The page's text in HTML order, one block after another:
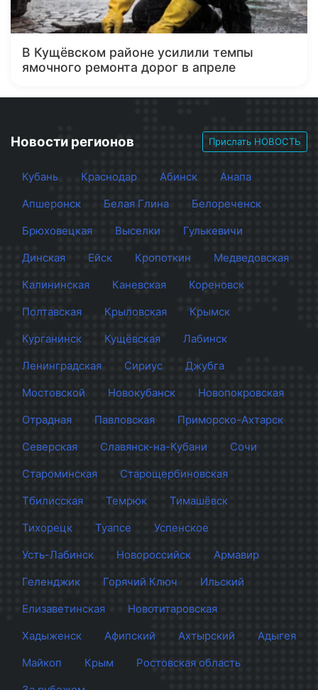
В Кущёвском районе усилили темпы
ямочного ремонта дорог в апреле
Новости регионов Прислать НОВОСТЬ
Кубань Краснодар Абинск
Анапа
Апшеронск
Белая Глина
Белореченск
Брюховецкая
Выселки
Гулькевичи
Динская
Ейск Кропоткин
Медведовская
Калининская
Каневская
Кореновск
Полтавская
Крыловская
Крымск
Курганинск
Кущёвская
Лабинск
Ленинградская
Сириус
Джубга
Мостовской
Новокубанск
Новопокровская
Отрадная
Павловская
Приморско-Ахтарск
Северская
Славянск-на-Кубани
Сочи
Староминская
Старощербиновская
Тбилисская
Темрюк
Тимашёвск
Тихорецк
Туапсе
Успенское
Усть-Лабинск
Новороссийск
Армавир
Геленджик
Горячий Ключ
Ильский
Елизаветинская
Новотитаровская
Хадыженск
Афипский Ахтырский
Адыгея
Майкоп
Крым
Ростовская область